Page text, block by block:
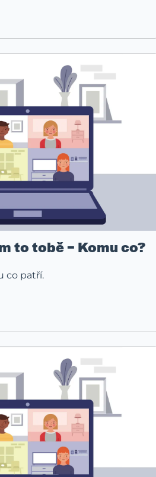
to tobě – Komu co?
co patří.